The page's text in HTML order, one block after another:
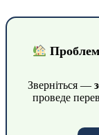
Зверніться —
проведе